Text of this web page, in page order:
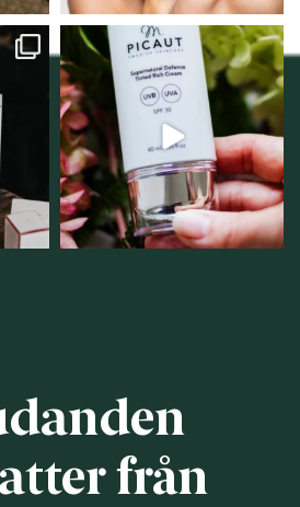
Njut av solens härliga
strålar men skydda dig...
12 1
från